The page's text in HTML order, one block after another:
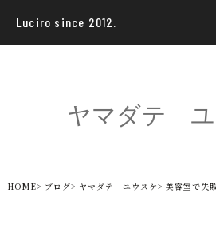
Luciro since 2012.
ヤマダテ ユ
HOME ブログ ヤマダテ ユウスケ 美容室で失